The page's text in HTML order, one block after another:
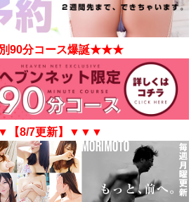
90分コース爆誕★★★
8/7更新】▼▼▼